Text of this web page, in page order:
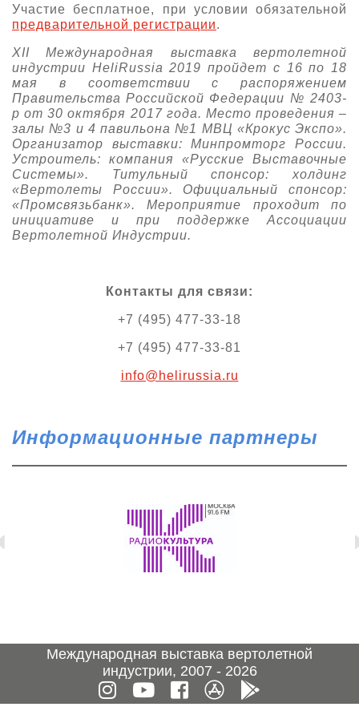
Участие бесплатное, при условии обязательной
предварительной регистрации.
XII Международная выставка вертолетной
индустрии HeliRussia 2019 пройдет c 16 по 18
мая в соответствии с распоряжением
Правительства Российской Федерации № 2403-
р от 30 октября 2017 года. Место проведения –
залы №3 и 4 павильона №1 МВЦ «Крокус Экспо».
Организатор выставки: Минпромторг России.
Устроитель: компания «Русские Выставочные
Системы». Титульный спонсор: холдинг
«Вертолеты России». Официальный спонсор:
«Промсвязьбанк». Мероприятие проходит по
инициативе и при поддержке Ассоциации
Вертолетной Индустрии.
Контакты для связи:
+7 (495) 477-33-18
+7 (495) 477-33-81
info@helirussia.ru
Информационные партнеры
Международная выставка вертолетной
индустрии, 2007 - 2026